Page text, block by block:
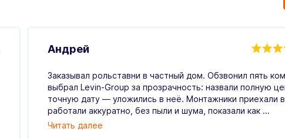
Андрей
Заказывал рольставни в частный дом. Обзвонил пять
выбрал Levin-Group за прозрачность: назвали полную
точную дату — уложились в неё. Монтажники приехали
работали аккуратно, без пыли и шума, показали как ...
Читать далее